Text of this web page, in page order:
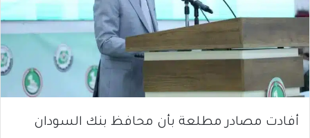
أفادت مصادر مطلعة بأن محافظ بنك السودان